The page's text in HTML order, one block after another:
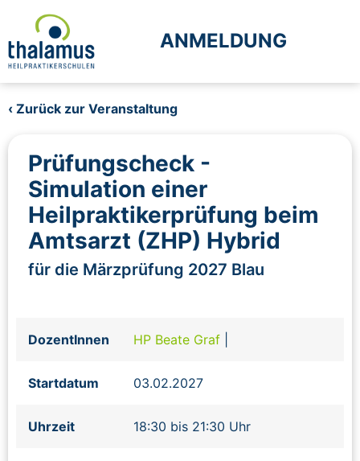
ANMELDUNG
‹ Zurück zur Veranstaltung
Prüfungscheck -
Simulation einer
Heilpraktikerprüfung beim
Amtsarzt (ZHP) Hybrid
für die Märzprüfung 2027 Blau
DozentInnen HP Beate Graf
Startdatum 03.02.2027
Uhrzeit 18:30 bis 21:30 Uhr